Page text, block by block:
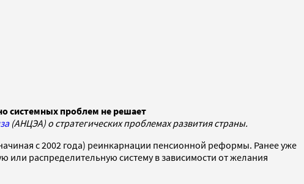
системных проблем не решает
(АНЦЭА) о стратегических проблемах развития страны.
с 2002 года) реинкарнации пенсионной реформы. Ранее уже
распределительную систему в зависимости от желания